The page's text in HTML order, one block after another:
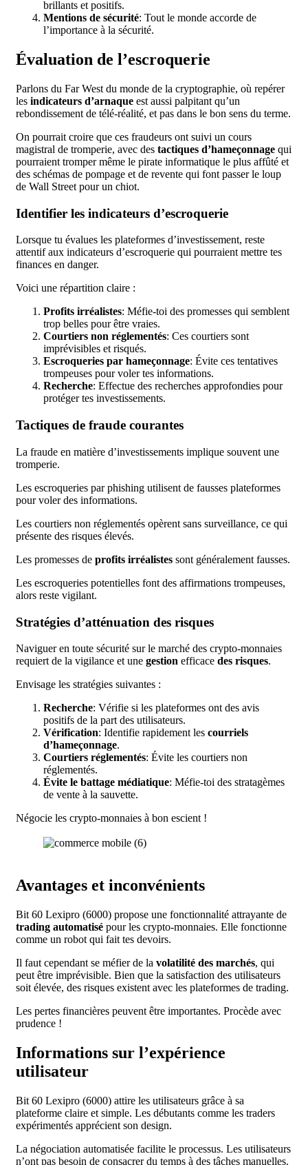
brillants et positifs.
Mentions de sécurité: Tout le monde accorde de
l’importance à la sécurité.
Évaluation de l’escroquerie
Parlons du Far West du monde de la cryptographie, où repérer
les indicateurs d’arnaque est aussi palpitant qu’un
rebondissement de télé-réalité, et pas dans le bon sens du terme.
On pourrait croire que ces fraudeurs ont suivi un cours
magistral de tromperie, avec des tactiques d’hameçonnage qui
pourraient tromper même le pirate informatique le plus affûté et
des schémas de pompage et de revente qui font passer le loup
de Wall Street pour un chiot.
Identifier les indicateurs d’escroquerie
Lorsque tu évalues les plateformes d’investissement, reste
attentif aux indicateurs d’escroquerie qui pourraient mettre tes
finances en danger.
Voici une répartition claire :
Profits irréalistes: Méfie-toi des promesses qui semblent
trop belles pour être vraies.
Courtiers non réglementés: Ces courtiers sont
imprévisibles et risqués.
Escroqueries par hameçonnage: Évite ces tentatives
trompeuses pour voler tes informations.
Recherche: Effectue des recherches approfondies pour
protéger tes investissements.
Tactiques de fraude courantes
La fraude en matière d’investissements implique souvent une
tromperie.
Les escroqueries par phishing utilisent de fausses plateformes
pour voler des informations.
Les courtiers non réglementés opèrent sans surveillance, ce qui
présente des risques élevés.
Les promesses de profits irréalistes sont généralement fausses.
Les escroqueries potentielles font des affirmations trompeuses,
alors reste vigilant.
Stratégies d’atténuation des risques
Naviguer en toute sécurité sur le marché des crypto-monnaies
requiert de la vigilance et une gestion efficace des risques.
Envisage les stratégies suivantes :
Recherche: Vérifie si les plateformes ont des avis
positifs de la part des utilisateurs.
Vérification: Identifie rapidement les courriels
d’hameçonnage.
Courtiers réglementés: Évite les courtiers non
réglementés.
Évite le battage médiatique: Méfie-toi des stratagèmes
de vente à la sauvette.
Négocie les crypto-monnaies à bon escient !
Avantages et inconvénients
Bit 60 Lexipro (6000) propose une fonctionnalité attrayante de
trading automatisé pour les crypto-monnaies. Elle fonctionne
comme un robot qui fait tes devoirs.
Il faut cependant se méfier de la volatilité des marchés, qui
peut être imprévisible. Bien que la satisfaction des utilisateurs
soit élevée, des risques existent avec les plateformes de trading.
Les pertes financières peuvent être importantes. Procède avec
prudence !
Informations sur l’expérience
utilisateur
Bit 60 Lexipro (6000) attire les utilisateurs grâce à sa
plateforme claire et simple. Les débutants comme les traders
expérimentés apprécient son design.
La négociation automatisée facilite le processus. Les utilisateurs
n’ont pas besoin de consacrer du temps à des tâches manuelles.